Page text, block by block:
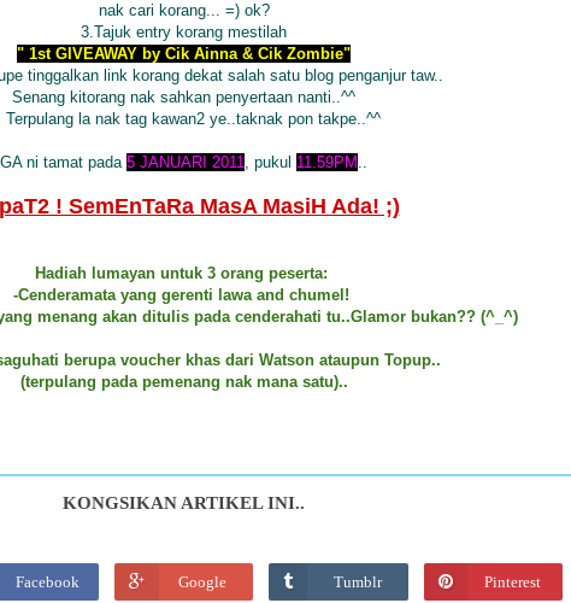
nak cari korang... =) ok?
3.Tajuk entry korang mestilah
" 1st GIVEAWAY by Cik Ainna & Cik Zombie"
tinggalkan link korang dekat salah satu blog penganjur taw..
Senang kitorang nak sahkan penyertaan nanti..^^
Terpulang la nak tag kawan2 ye..taknak pon takpe..^^
GA ni tamat pada 5 JANUARI 2011, pukul 11.59PM ..
! SemEnTaRa MasA MasiH Ada! ;)
Hadiah lumayan untuk 3 orang peserta:
-Cenderamata yang gerenti lawa and chumel!
menang akan ditulis pada cenderahati tu..Glamor bukan?? (^_^)
berupa voucher khas dari Watson ataupun Topup..
(terpulang pada pemenang nak mana satu)..
KONGSIKAN ARTIKEL INI..
Facebook Google Tumblr Pinterest